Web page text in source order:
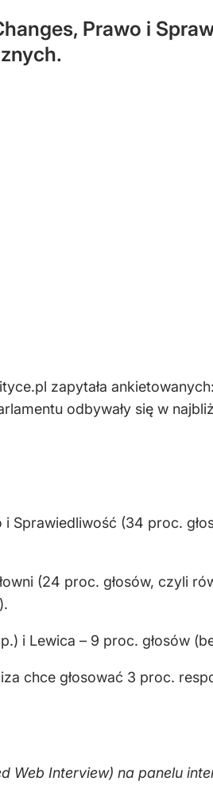
Prawo i
zapytała
odbywały się w
Sprawiedliwość (34 proc.
(24 proc. głosów, czyli
i Lewica – 9 proc. głosów
chce głosować 3 proc.
Web Interview) na panelu